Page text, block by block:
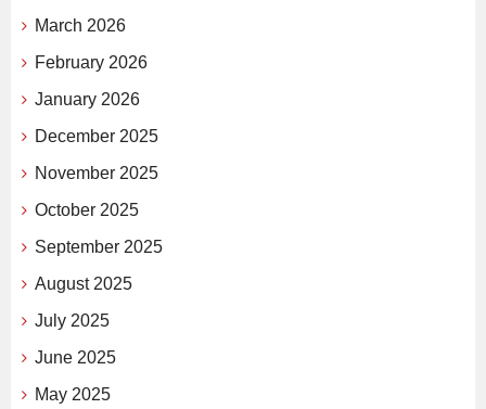
March 2026
February 2026
January 2026
December 2025
November 2025
October 2025
September 2025
August 2025
July 2025
June 2025
May 2025